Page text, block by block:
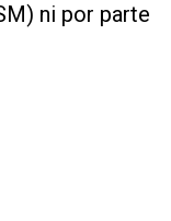
ni por parte